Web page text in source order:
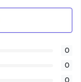
0
0
0